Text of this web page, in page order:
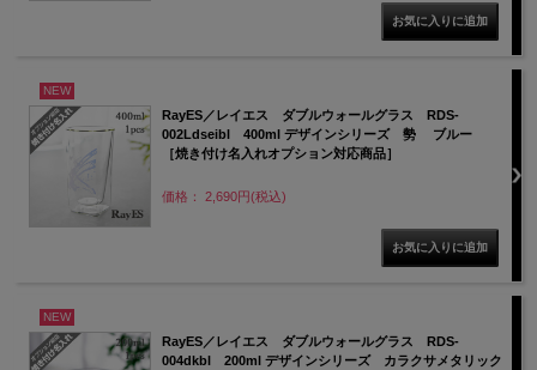
NEW
RayES／レイエス ダブルウォールグラス RDS-
002Ldseibl 400ml デザインシリーズ 勢 ブルー
［焼き付け名入れオプション対応商品］
価格： 2,690円(税込)
NEW
RayES／レイエス ダブルウォールグラス RDS-
004dkbl 200ml デザインシリーズ カラクサメタリック